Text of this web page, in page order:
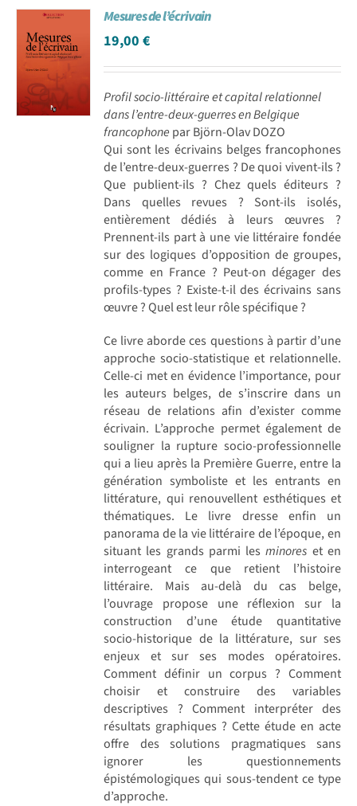
Achat en ligne
Panier WooCommerce
Mesures de l’écrivain
19,00€
Profil socio-littéraire et capital relationnel
dans l’entre-deux-guerres en Belgique
francophone par Björn-Olav DOZO
Qui sont les écrivains belges francophones
de l’entre-deux-guerres ? De quoi vivent-ils ?
Que publient-ils ? Chez quels éditeurs ?
Dans quelles revues ? Sont-ils isolés,
entièrement dédiés à leurs œuvres ?
Prennent-ils part à une vie littéraire fondée
sur des logiques d’opposition de groupes,
comme en France ? Peut-on dégager des
profils-types ? Existe-t-il des écrivains sans
œuvre ? Quel est leur rôle spécifique ?
Ce livre aborde ces questions à partir d’une
approche socio-statistique et relationnelle.
Celle-ci met en évidence l’importance, pour
les auteurs belges, de s’inscrire dans un
réseau de relations afin d’exister comme
écrivain. L’approche permet également de
souligner la rupture socio-professionnelle
qui a lieu après la Première Guerre, entre la
génération symboliste et les entrants en
littérature, qui renouvellent esthétiques et
thématiques. Le livre dresse enfin un
panorama de la vie littéraire de l’époque, en
situant les grands parmi lesminores et en
interrogeant ce que retient l’histoire
littéraire. Mais au-delà du cas belge,
l’ouvrage propose une réflexion sur la
construction d’une étude quantitative
socio-historique de la littérature, sur ses
enjeux et sur ses modes opératoires.
Comment définir un corpus ? Comment
choisir et construire des variables
descriptives ? Comment interpréter des
résultats graphiques ? Cette étude en acte
offre des solutions pragmatiques sans
ignorer les questionnements
épistémologiques qui sous-tendent ce type
d’approche.